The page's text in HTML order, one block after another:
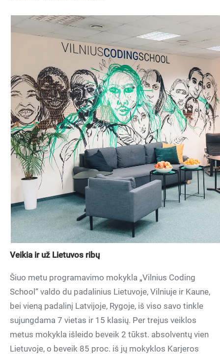
Veikia ir už Lietuvos ribų
Šiuo metu programavimo mokykla „Vilnius Coding
School“ valdo du padalinius Lietuvoje, Vilniuje ir Kaune,
bei vieną padalinį Latvijoje, Rygoje, iš viso savo tinkle
sujungdama 7 vietas ir 15 klasių. Per trejus veiklos
metus mokykla išleido beveik 2 tūkst. absolventų vien
Lietuvoje, o beveik 85 proc. iš jų mokyklos Karjeros